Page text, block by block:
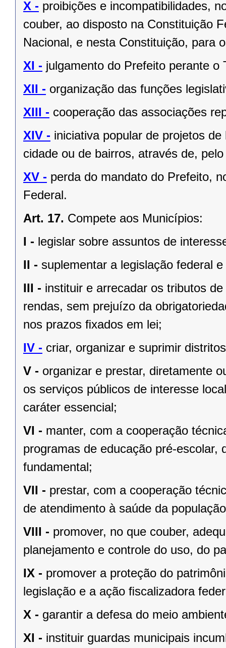
X - proibições e incompatibilidades,
couber, ao disposto na Constituição
Nacional, e nesta Constituição, para
XI - julgamento do Prefeito perante o
XII - organização das funções
XIII - cooperação das associações
XIV - iniciativa popular de projetos
cidade ou de bairros, através de,
XV - perda do mandato do Prefeito,
Federal.
Art. 17. Compete aos Municípios:
I - legislar sobre assuntos de
II - suplementar a legislação federal
III - instituir e arrecadar os tributos
rendas, sem prejuízo da
nos prazos ﬁxados em lei;
IV - criar, organizar e suprimir
V - organizar e prestar, diretamente
os serviços públicos de interesse
caráter essencial;
VI - manter, com a cooperação
programas de educação pré-escolar,
fundamental;
VII - prestar, com a cooperação
de atendimento à saúde da
VIII - promover, no que couber,
planejamento e controle do uso, do
IX - promover a proteção do
legislação e a ação ﬁscalizadora
X - garantir a defesa do meio
XI - instituir guardas municipais